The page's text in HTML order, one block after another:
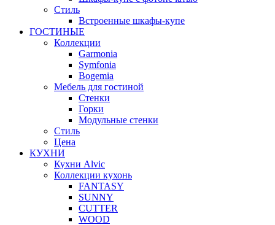
Стиль
Встроенные шкафы-купе
ГОСТИНЫЕ
Коллекции
Garmonia
Symfonia
Bogemia
Мебель для гостиной
Стенки
Горки
Модульные стенки
Стиль
Цена
КУХНИ
Кухни Alvic
Коллекции кухонь
FANTASY
SUNNY
CUTTER
WOOD